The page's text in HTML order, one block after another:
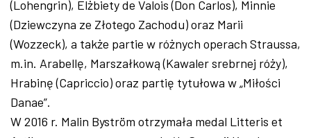
(Lohengrin), Elżbiety de Valois (Don Carlos), Minnie
(Dziewczyna ze Złotego Zachodu) oraz Marii
(Wozzeck), a także partie w różnych operach Straussa,
m.in. Arabellę, Marszałkową (Kawaler srebrnej róży),
Hrabinę (Capriccio) oraz partię tytułowa w „Miłości
Danae”.
W 2016 r. Malin Byström otrzymała medal Litteris et